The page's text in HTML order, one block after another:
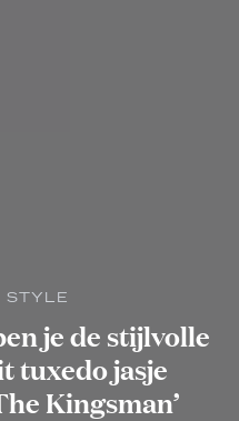
STYLE
je de stijlvolle
tuxedo jasje
Kingsman’